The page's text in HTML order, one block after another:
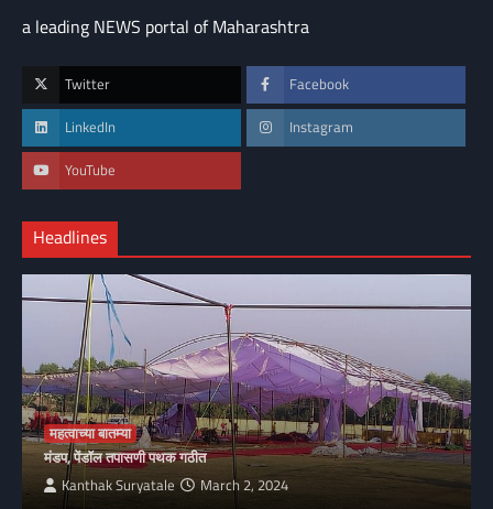
a leading NEWS portal of Maharashtra
Twitter Facebook
LinkedIn Instagram
YouTube
Headlines
महत्वाच्या बातम्या
मंडप, पेंडॉल तपासणी पथक गठीत
Kanthak Suryatale March 2, 2024